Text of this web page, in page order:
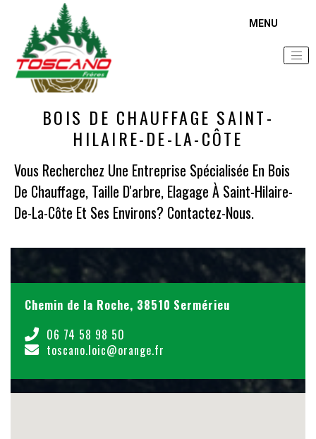
Accueil Zone d'intervention
BOIS DE CHAUFFAGE SAINT-
HILAIRE-DE-LA-CÔTE
Vous Recherchez Une Entreprise Spécialisée En Bois
De Chauffage, Taille D'arbre, Elagage À Saint-Hilaire-
De-La-Côte Et Ses Environs? Contactez-Nous.
Chemin de la Roche, 38510 Sermérieu
06 74 58 98 50
toscano.loic@orange.fr